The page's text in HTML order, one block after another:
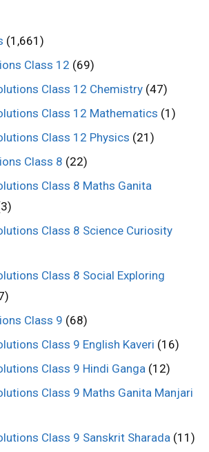
(1,661)
Class 12 (69)
Class 12 Chemistry (47)
Class 12 Mathematics (1)
Class 12 Physics (21)
Class 8 (22)
Class 8 Maths Ganita
Class 8 Science Curiosity
Class 8 Social Exploring
Class 9 (68)
Class 9 English Kaveri (16)
Class 9 Hindi Ganga (12)
Class 9 Maths Ganita Manjari
Class 9 Sanskrit Sharada (11)